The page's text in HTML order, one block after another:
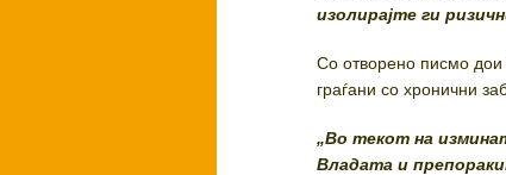
изолирајте ги
Со отворено писмо дои
граѓани со хронични
„Во текот на
Владата и